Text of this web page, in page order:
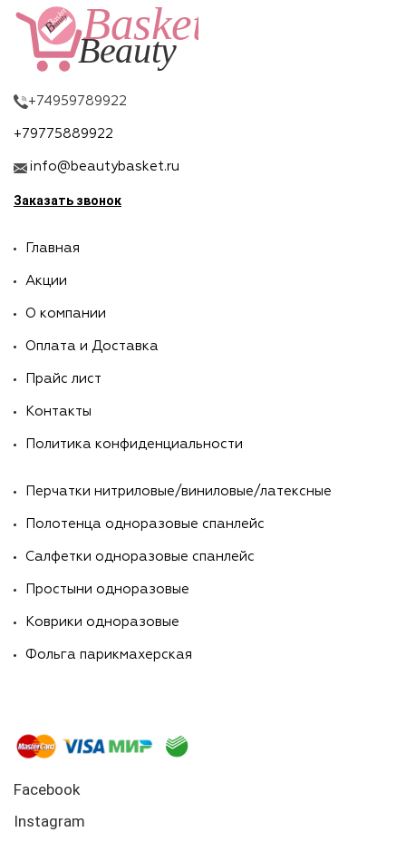
Главная
Акции
О компании
Оплата и Доставка
Прайс лист
Контакты
Политика конфиденциальности
Перчатки нитриловые/виниловые/латексные
Полотенца одноразовые спанлейс
Салфетки одноразовые спанлейс
Простыни одноразовые
Коврики одноразовые
Фольга парикмахерская
+74959789922
+79775889922
info@beautybasket.ru
Заказать звонок
Facebook
Instagram